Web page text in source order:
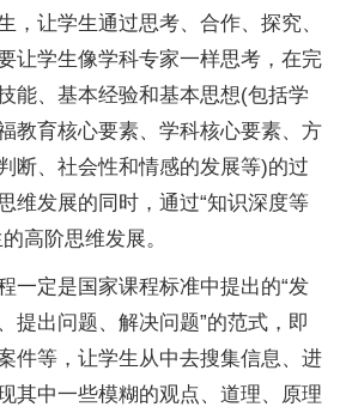
，让学生通过思考、合作、探究、
让学生像学科专家一样思考，在完
能、基本经验和基本思想(包括学
教育核心要素、学科核心要素、方
断、社会性和情感的发展等)的过
维发展的同时，通过“知识深度等
高阶思维发展。
一定是国家课程标准中提出的“发
提出问题、解决问题”的范式，即
件等，让学生从中去搜集信息、进
其中一些模糊的观点、道理、原理